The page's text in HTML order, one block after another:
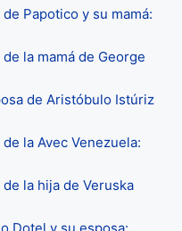
Papotico y su mamá:
la mamá de George
de Aristóbulo Istúriz
la Avec Venezuela:
la hija de Veruska